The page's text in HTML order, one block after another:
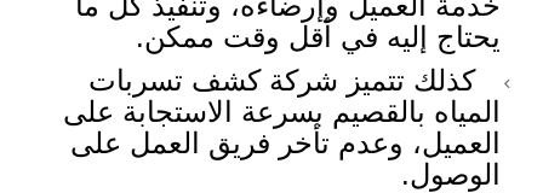
يحتاج إليه في أقل وقت ممكن.
كذلك تتميز شركة كشف تسربات
المياه بالقصيم بسرعة الاستجابة على
العميل، وعدم تأخر فريق العمل على
الوصول.